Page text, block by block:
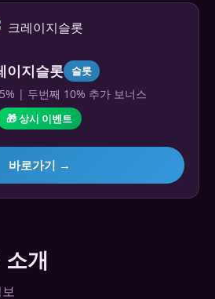
이지슬롯 슬롯
| 두번째 10% 추가 보너스
🎁 상시 이벤트
바로가기 →
개